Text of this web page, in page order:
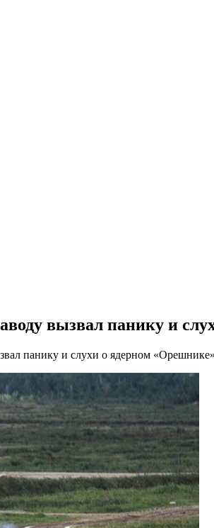
вызвал панику и
панику и слухи о ядерном «Орешнике»